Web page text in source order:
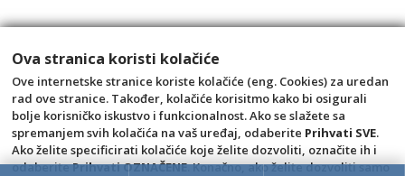
1,94 €
+10 +1 -1
Ova stranica koristi kolačiće
Ove internetske stranice koriste kolačiće (eng. Cookies) za uredan
rad ove stranice. Također, kolačiće korisitmo kako bi osigurali
bolje korisničko iskustvo i funkcionalnost. Ako se slažete sa
spremanjem svih kolačića na vaš uređaj, odaberite Prihvati SVE.
Ako želite specificirati kolačiće koje želite dozvoliti, označite ih i
odaberitePrihvati OZNAČENE. Konačno, ako želite dozvoliti samo